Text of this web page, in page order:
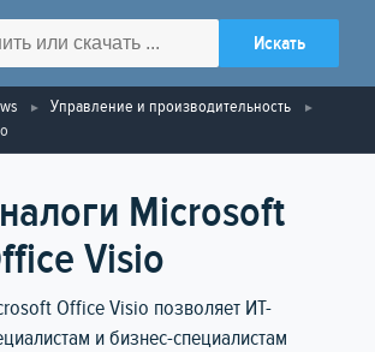
Управление и производительность
Microsoft
Visio
Office Visio позволяет ИТ-
и бизнес-специалистам